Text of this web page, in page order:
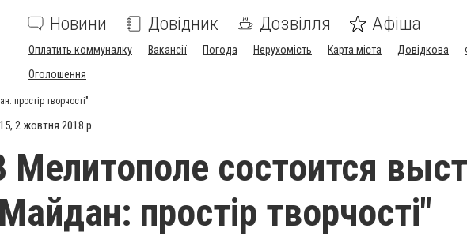
Новини Довідник Дозвілля Афіша
Оплатить коммуналку Вакансії Погода Нерухомість Карта міста Довідкова
Оголошення
простір творчості"
2 жовтня 2018 р.
Мелитополе состоится
простір творчості"